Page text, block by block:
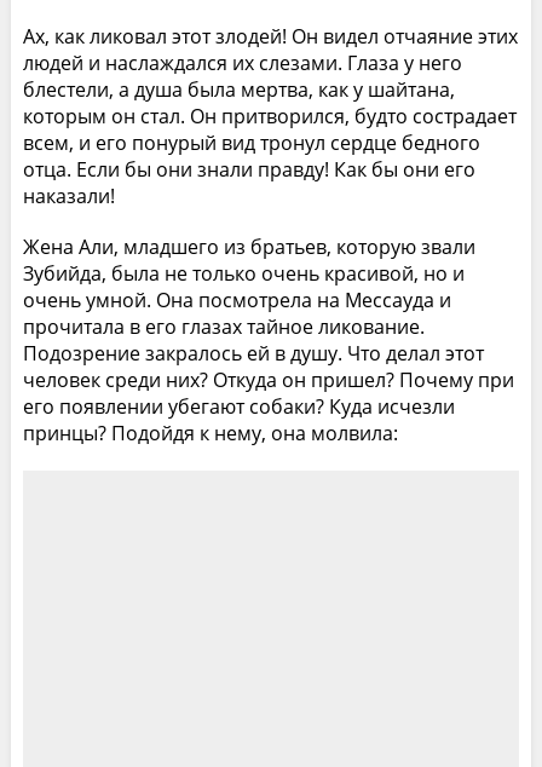
Ах, как ликовал этот злодей! Он видел отчаяние этих
людей и наслаждался их слезами. Глаза у него
блестели, а душа была мертва, как у шайтана,
которым он стал. Он притворился, будто сострадает
всем, и его понурый вид тронул сердце бедного
отца. Если бы они знали правду! Как бы они его
наказали!
Жена Али, младшего из братьев, которую звали
Зубийда, была не только очень красивой, но и
очень умной. Она посмотрела на Мессауда и
прочитала в его глазах тайное ликование.
Подозрение закралось ей в душу. Что делал этот
человек среди них? Откуда он пришел? Почему при
его появлении убегают собаки? Куда исчезли
принцы? Подойдя к нему, она молвила: